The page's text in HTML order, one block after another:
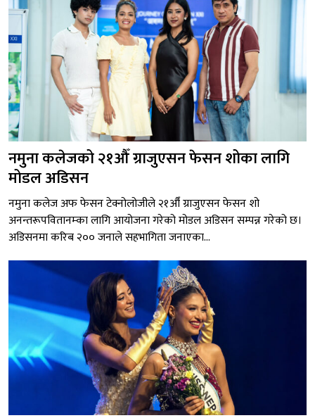
नमुना कलेजको २१औँ ग्राजुएसन फेसन शोका लागि
मोडल अडिसन
नमुना कलेज अफ फेसन टेक्नोलोजीले २१औँ ग्राजुएसन फेसन शो
अनन्तरूपवितानम्का लागि आयोजना गरेको मोडल अडिसन सम्पन्न गरेको छ।
अडिसनमा करिब २०० जनाले सहभागिता जनाएका...